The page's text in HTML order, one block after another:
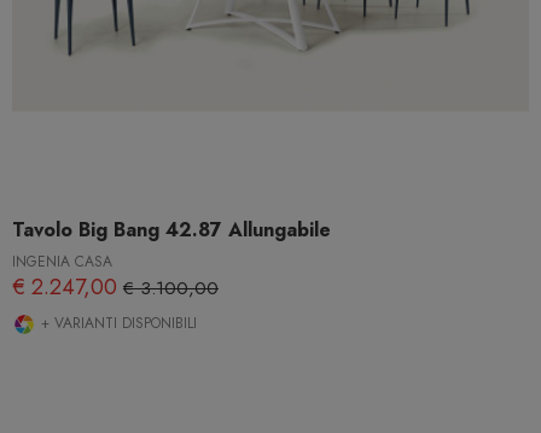
Tavolo Big Bang 42.87 Allungabile
INGENIA CASA
€ 2.247,00 € 3.100,00
+ VARIANTI DISPONIBILI